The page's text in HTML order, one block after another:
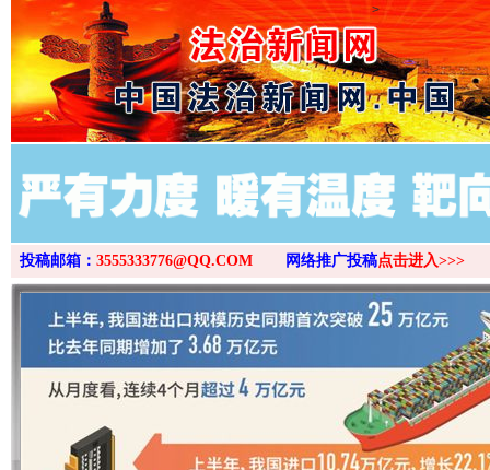
>
投稿邮箱： 3555333776@QQ.COM 网络推广投稿点击进入>>>